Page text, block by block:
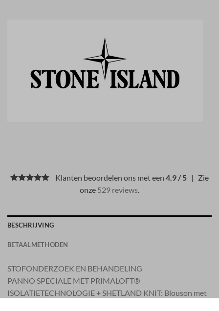
Klanten beoordelen ons met een 4.9 / 5 | Zie
onze 529 reviews.
BESCHRIJVING
BETAALMETHODEN
STOFONDERZOEK EN BEHANDELING
PANNO SPECIALE MET PRIMALOFT®
ISOLATIETECHNOLOGIE + SHETLAND KNIT: Blouson met